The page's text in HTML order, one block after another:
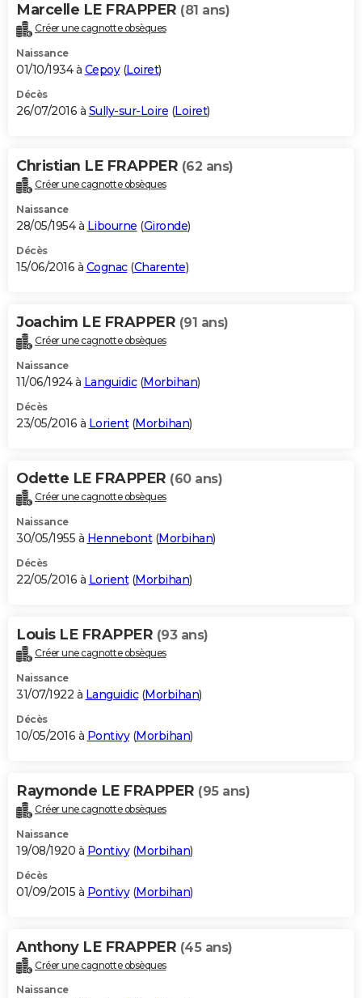
Marcelle LE FRAPPER (81 ans)
Créer une cagnotte obsèques
Naissance
01/10/1934 à Cepoy(Loiret)
Décès
26/07/2016 à Sully-sur-Loire (Loiret)
Christian LE FRAPPER (62 ans)
Créer une cagnotte obsèques
Naissance
28/05/1954 à Libourne (Gironde)
Décès
15/06/2016 à Cognac(Charente)
Joachim LE FRAPPER (91 ans)
Créer une cagnotte obsèques
Naissance
11/06/1924 à Languidic(Morbihan)
Décès
23/05/2016 à Lorient(Morbihan)
Odette LE FRAPPER (60 ans)
Créer une cagnotte obsèques
Naissance
30/05/1955 à Hennebont(Morbihan)
Décès
22/05/2016 à Lorient(Morbihan)
Louis LE FRAPPER (93 ans)
Créer une cagnotte obsèques
Naissance
31/07/1922 à Languidic(Morbihan)
Décès
10/05/2016 à Pontivy(Morbihan)
Raymonde LE FRAPPER (95 ans)
Créer une cagnotte obsèques
Naissance
19/08/1920 à Pontivy(Morbihan)
Décès
01/09/2015 à Pontivy(Morbihan)
Anthony LE FRAPPER (45 ans)
Créer une cagnotte obsèques
Naissance